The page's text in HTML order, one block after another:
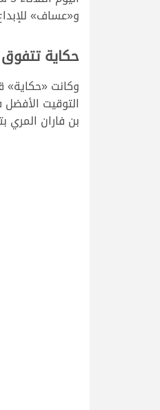
و«عساف»
حكاية تتفوق
وكانت «حكاية»
بن فاران المري بتوقيت زمني قدره 6.02.99 دقيقة، وهو الفارق